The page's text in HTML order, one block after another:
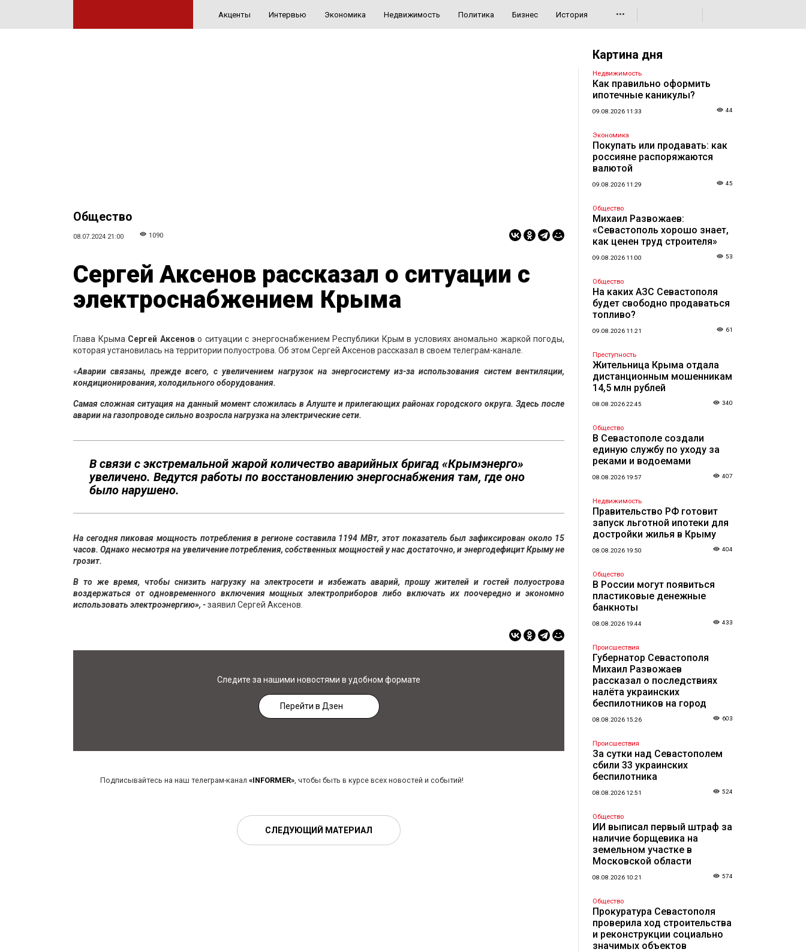
Акценты Интервью Экономика Недвижимость Политика Бизнес История •••
Общество
08.07.2024 21:00 1090
Сергей Аксенов рассказал о ситуации с
электроснабжением Крыма
Глава Крыма Сергей Аксеново ситуации с энергоснабжением Республики Крым в условиях аномально жаркой погоды,
которая установилась на территории полуострова. Об этом Сергей Аксенов рассказал в своем телеграм-канале.
«Аварии связаны, прежде всего, с увеличением нагрузок на энергосистему из-за использования систем вентиляции,
кондиционирования, холодильного оборудования.
Самая сложная ситуация на данный момент сложилась в Алуште и прилегающих районах городского округа. Здесь после
аварии на газопроводе сильно возросла нагрузка на электрические сети.
В связи с экстремальной жарой количество аварийных бригад «Крымэнерго»
увеличено. Ведутся работы по восстановлению энергоснабжения там, где оно
было нарушено.
На сегодня пиковая мощность потребления в регионе составила 1194 МВт, этот показатель был зафиксирован около 15
часов. Однако несмотря на увеличение потребления, собственных мощностей у нас достаточно, и энергодефицит Крыму не
грозит.
В то же время, чтобы снизить нагрузку на электросети и избежать аварий, прошу жителей и гостей полуострова
воздержаться от одновременного включения мощных электроприборов либо включать их поочередно и экономно
использовать электроэнергию», -заявил Сергей Аксенов.
Следите за нашими новостями в удобном формате
Перейти в Дзен
Подписывайтесь на наш телеграм-канал «INFORMER», чтобы быть в курсе всех новостей и событий!
СЛЕДУЮЩИЙ МАТЕРИАЛ
Картина дня
Недвижимость
Как правильно оформить
ипотечные каникулы?
09.08.2026 11:33 44
Экономика
Покупать или продавать: как
россияне распоряжаются
валютой
09.08.2026 11:29 45
Общество
Михаил Развожаев:
«Севастополь хорошо знает,
как ценен труд строителя»
09.08.2026 11:00 53
Общество
На каких АЗС Севастополя
будет свободно продаваться
топливо?
09.08.2026 11:21 61
Преступность
Жительница Крыма отдала
дистанционным мошенникам
14,5 млн рублей
08.08.2026 22:45 340
Общество
В Севастополе создали
единую службу по уходу за
реками и водоемами
08.08.2026 19:57 407
Недвижимость
Правительство РФ готовит
запуск льготной ипотеки для
достройки жилья в Крыму
08.08.2026 19:50 404
Общество
В России могут появиться
пластиковые денежные
банкноты
08.08.2026 19:44 433
Происшествия
Губернатор Севастополя
Михаил Развожаев
рассказал о последствиях
налёта украинских
беспилотников на город
08.08.2026 15:26 603
Происшествия
За сутки над Севастополем
сбили 33 украинских
беспилотника
08.08.2026 12:51 524
Общество
ИИ выписал первый штраф за
наличие борщевика на
земельном участке в
Московской области
08.08.2026 10:21 574
Общество
Прокуратура Севастополя
проверила ход строительства
и реконструкции социально
значимых объектов